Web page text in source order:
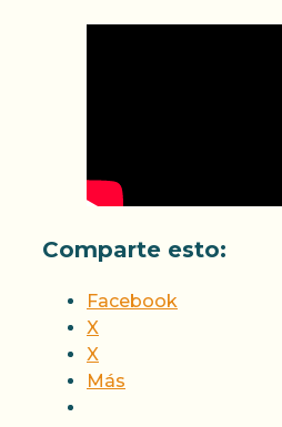
Comparte esto:
Facebook
X
X
Más